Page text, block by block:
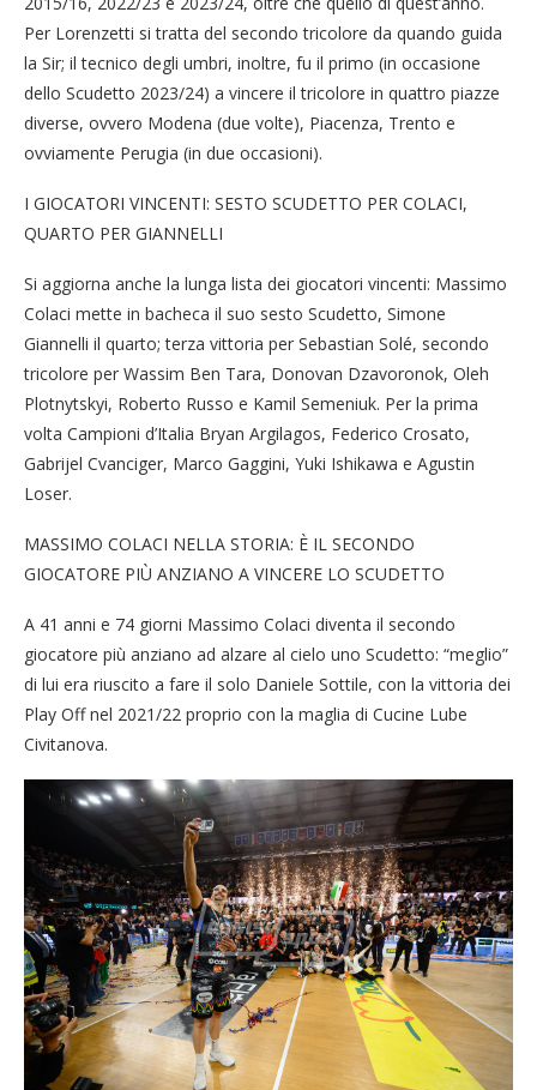
Per Lorenzetti si tratta del secondo tricolore da quando guida
la Sir; il tecnico degli umbri, inoltre, fu il primo (in occasione
dello Scudetto 2023/24) a vincere il tricolore in quattro piazze
diverse, ovvero Modena (due volte), Piacenza, Trento e
ovviamente Perugia (in due occasioni).
I GIOCATORI VINCENTI: SESTO SCUDETTO PER COLACI,
QUARTO PER GIANNELLI
Si aggiorna anche la lunga lista dei giocatori vincenti: Massimo
Colaci mette in bacheca il suo sesto Scudetto, Simone
Giannelli il quarto; terza vittoria per Sebastian Solé, secondo
tricolore per Wassim Ben Tara, Donovan Dzavoronok, Oleh
Plotnytskyi, Roberto Russo e Kamil Semeniuk. Per la prima
volta Campioni d’Italia Bryan Argilagos, Federico Crosato,
Gabrijel Cvanciger, Marco Gaggini, Yuki Ishikawa e Agustin
Loser.
MASSIMO COLACI NELLA STORIA: È IL SECONDO
GIOCATORE PIÙ ANZIANO A VINCERE LO SCUDETTO
A 41 anni e 74 giorni Massimo Colaci diventa il secondo
giocatore più anziano ad alzare al cielo uno Scudetto: “meglio”
di lui era riuscito a fare il solo Daniele Sottile, con la vittoria dei
Play Off nel 2021/22 proprio con la maglia di Cucine Lube
Civitanova.